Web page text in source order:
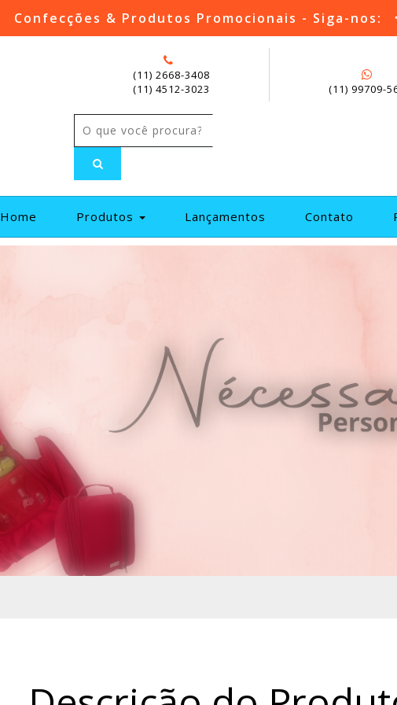
Confecções & Produtos Promocionais - Siga-nos:
(11) 2668-3408
(11) 4512-3023
(11) 99709-
Home (current)Produtos Lançamentos Contato